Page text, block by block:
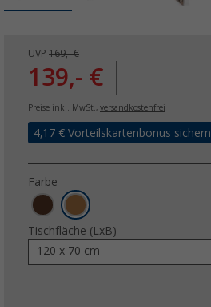
UVP 169,- €
139,- €
Preise inkl. MwSt., versandkostenfrei
4,17 € Vorteilskartenbonus sichern
Farbe
Tischfläche (LxB)
120 x 70 cm